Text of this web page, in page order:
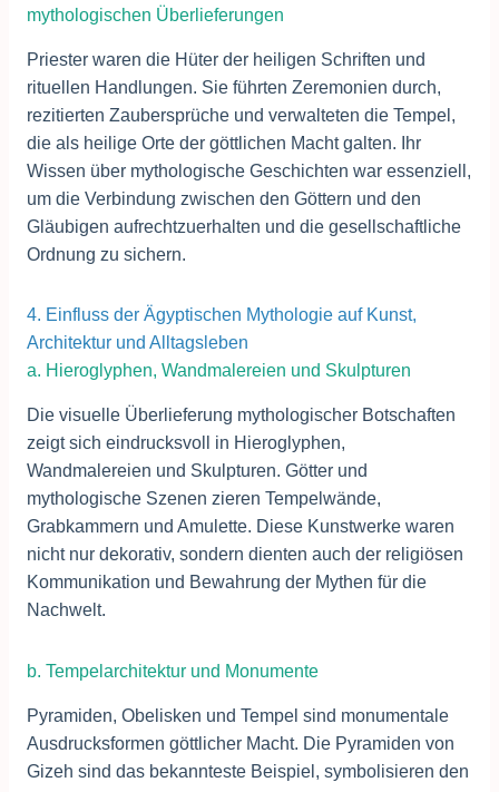
mythologischen Überlieferungen
Priester waren die Hüter der heiligen Schriften und
rituellen Handlungen. Sie führten Zeremonien durch,
rezitierten Zaubersprüche und verwalteten die Tempel,
die als heilige Orte der göttlichen Macht galten. Ihr
Wissen über mythologische Geschichten war essenziell,
um die Verbindung zwischen den Göttern und den
Gläubigen aufrechtzuerhalten und die gesellschaftliche
Ordnung zu sichern.
4. Einfluss der Ägyptischen Mythologie auf Kunst,
Architektur und Alltagsleben
a. Hieroglyphen, Wandmalereien und Skulpturen
Die visuelle Überlieferung mythologischer Botschaften
zeigt sich eindrucksvoll in Hieroglyphen,
Wandmalereien und Skulpturen. Götter und
mythologische Szenen zieren Tempelwände,
Grabkammern und Amulette. Diese Kunstwerke waren
nicht nur dekorativ, sondern dienten auch der religiösen
Kommunikation und Bewahrung der Mythen für die
Nachwelt.
b. Tempelarchitektur und Monumente
Pyramiden, Obelisken und Tempel sind monumentale
Ausdrucksformen göttlicher Macht. Die Pyramiden von
Gizeh sind das bekannteste Beispiel, symbolisieren den